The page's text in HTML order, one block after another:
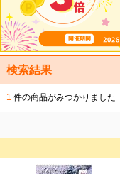
検索結果
1 件の商品がみつかりました